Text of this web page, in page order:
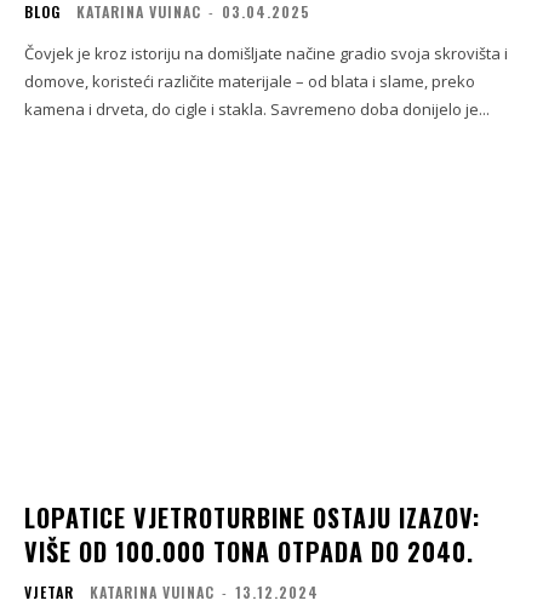
BLOG KATARINA VUINAC - 03.04.2025
Čovjek je kroz istoriju na domišljate načine gradio svoja skrovišta i
domove, koristeći različite materijale – od blata i slame, preko
kamena i drveta, do cigle i stakla. Savremeno doba donijelo je...
LOPATICE VJETROTURBINE OSTAJU IZAZOV:
VIŠE OD 100.000 TONA OTPADA DO 2040.
VJETAR KATARINA VUINAC - 13.12.2024